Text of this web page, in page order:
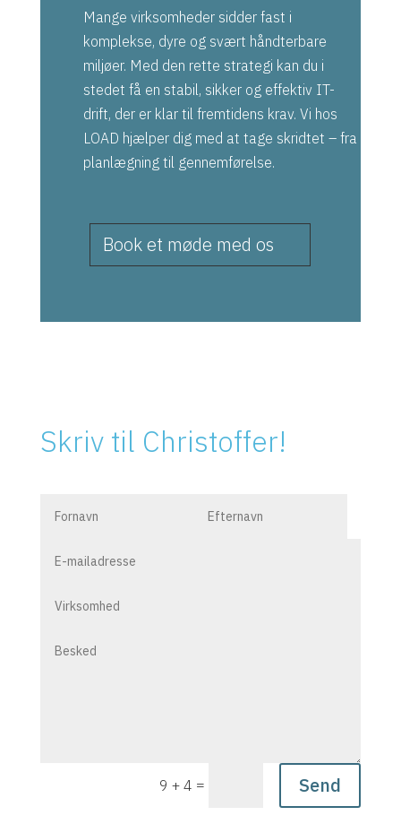
Mange virksomheder sidder fast i
komplekse, dyre og svært håndterbare
miljøer. Med den rette strategi kan du i
stedet få en stabil, sikker og effektiv IT-
drift, der er klar til fremtidens krav. Vi hos
LOAD hjælper dig med at tage skridtet – fra
planlægning til gennemførelse.
Book et møde med os
Skriv til Christoffer!
9 + 4 = Send